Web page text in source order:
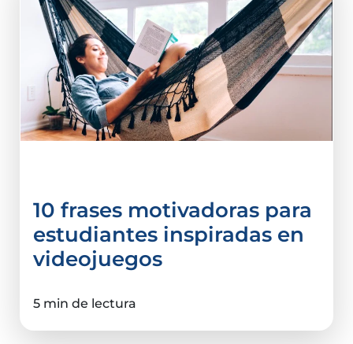
10 frases motivadoras para
estudiantes inspiradas en
videojuegos
5 min de lectura